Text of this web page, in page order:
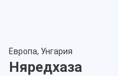
Европа, Унгария
Няредхаза